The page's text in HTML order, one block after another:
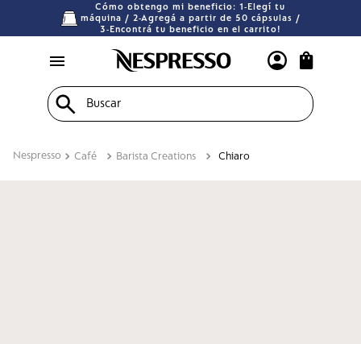
Cómo obtengo mi beneficio: 1-Elegí tu
máquina / 2-Agregá a partir de 50 cápsulas /
3-Encontrá tu beneficio en el carrito!
Buscar
Café Barista Creations Chiaro